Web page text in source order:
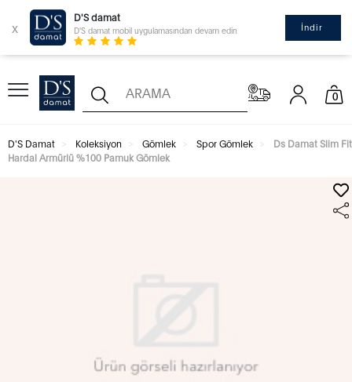
x
D'S damat
D'S damat mobil uygulamasından devam edin İndir
0
D'S Damat Koleksiyon Gömlek Spor Gömlek
Ds Damat Slim Fit
Hardal Armürlü %100 Pamuk Gömlek